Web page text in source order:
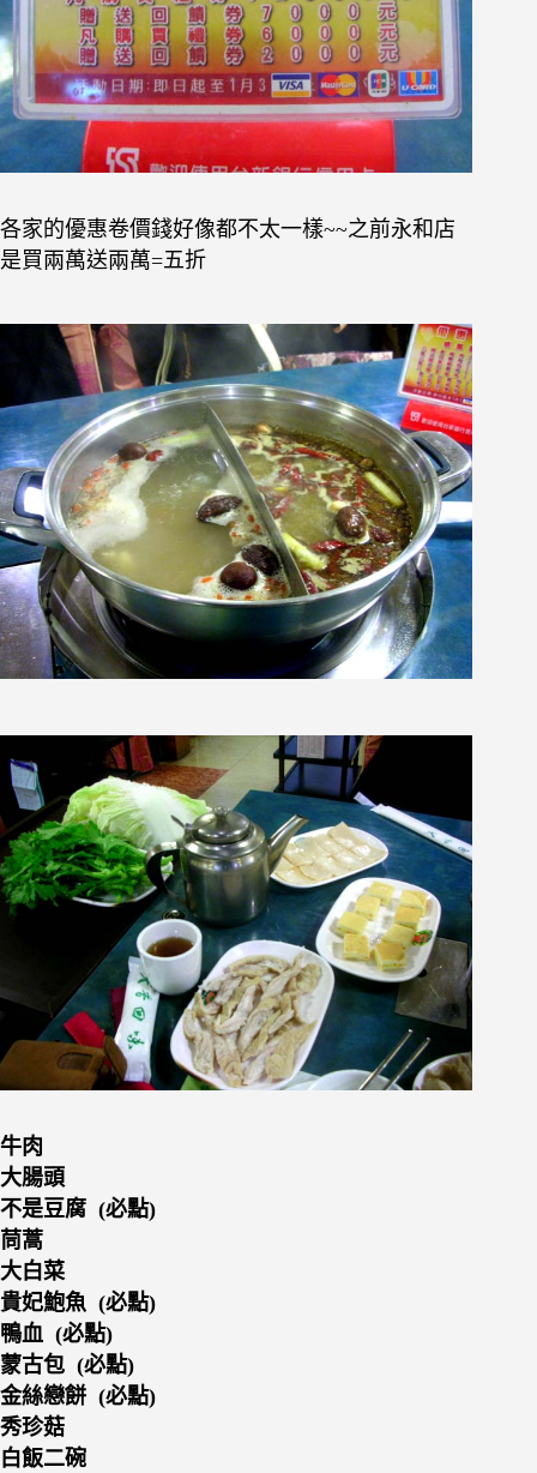
各家的優惠卷價錢好像都不太一樣~~之前永和店
是買兩萬送兩萬=五折
牛肉
大腸頭
不是豆腐 (必點)
茼蒿
大白菜
貴妃鮑魚 (必點)
鴨血 (必點)
蒙古包 (必點)
金絲戀餅 (必點)
秀珍菇
白飯二碗